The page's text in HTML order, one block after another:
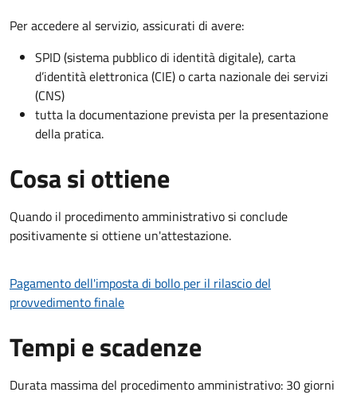
Per accedere al servizio, assicurati di avere:
SPID (sistema pubblico di identità digitale), carta
d’identità elettronica (CIE) o carta nazionale dei servizi
(CNS)
tutta la documentazione prevista per la presentazione
della pratica.
Cosa si ottiene
Quando il procedimento amministrativo si conclude
positivamente si ottiene un'attestazione.
Pagamento dell'imposta di bollo per il rilascio del
provvedimento finale
Tempi e scadenze
Durata massima del procedimento amministrativo: 30 giorni